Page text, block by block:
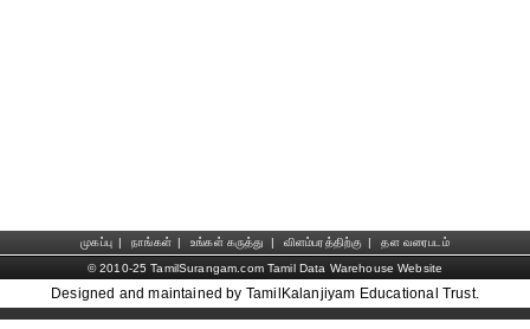
முகப்பு | நாங்கள் | உங்கள் கருத்து | விளம்பரத்திற்கு |
தள வரைபடம்
© 2010-25 TamilSurangam.com Tamil Data Warehouse Website
Designed and maintained by TamilKalanjiyam Educational Trust.